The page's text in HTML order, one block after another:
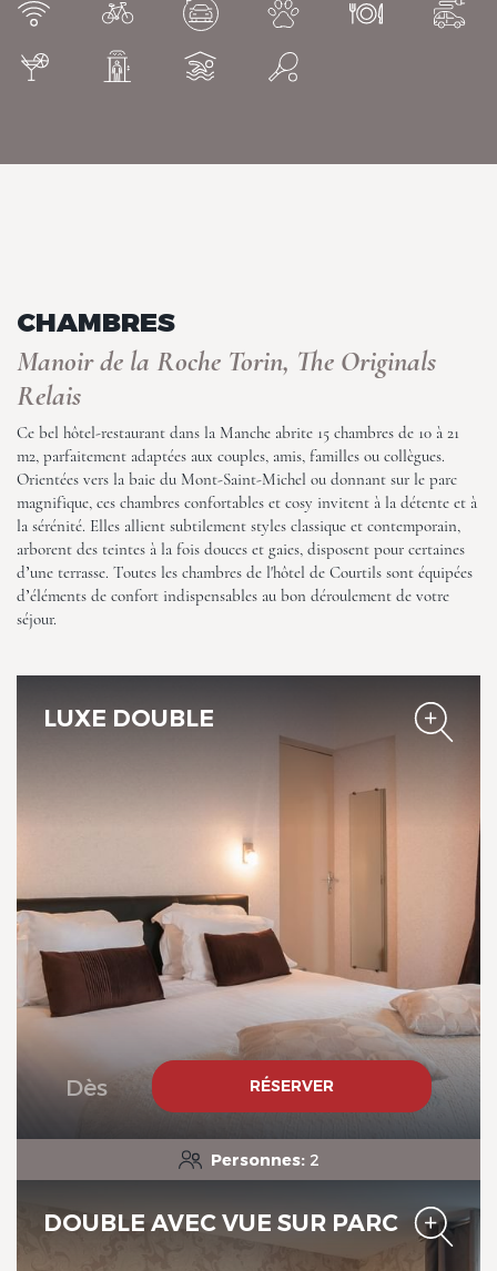
CHAMBRES
Manoir de la Roche Torin, The Originals
Relais
Ce bel hôtel-restaurant dans la Manche abrite 15 chambres de 10 à 21
m2, parfaitement adaptées aux couples, amis, familles ou collègues.
Orientées vers la baie du Mont-Saint-Michel ou donnant sur le parc
magnifique, ces chambres confortables et cosy invitent à la détente et à
la sérénité. Elles allient subtilement styles classique et contemporain,
arborent des teintes à la fois douces et gaies, disposent pour certaines
d’une terrasse. Toutes les chambres de l'hôtel de Courtils sont équipées
d’éléments de confort indispensables au bon déroulement de votre
séjour.
LUXE DOUBLE
Dès RÉSERVER
Personnes:2
DOUBLE AVEC VUE SUR PARC
Manoir de la Roche Torin, The
Manoir de la Roche Torin, The
Originals Relais
Manoir de la Roche Torin, The
Manoir de la Roche Torin, The
Originals Relais
Manoir de la Roche Torin, The